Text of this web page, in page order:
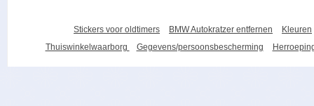
Stickers voor oldtimers BMW Autokratzer entfernen
Kleuren
Thuiswinkelwaarborg
Gegevens/persoonsbescherming